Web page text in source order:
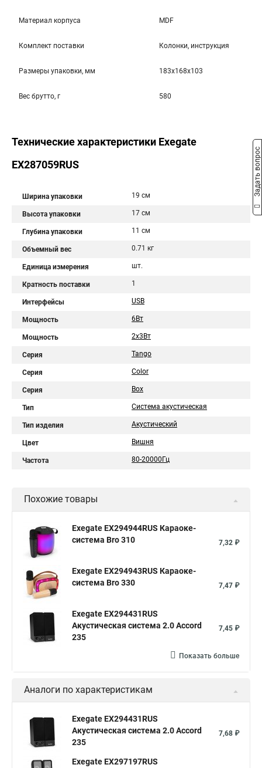
Материал корпуса MDF
Комплект поставки Колонки, инструкция
Размеры упаковки, мм 183x168x103
Вес брутто, г 580
Технические характеристики Exegate
EX287059RUS
Ширина упаковки 19 см
Высота упаковки 17 см
Глубина упаковки 11 см
Объемный вес 0.71 кг
Единица измерения шт.
Кратность поставки 1
Интерфейсы USB
Мощность 6Вт
Мощность 2х3Вт
Серия Tango
Серия Color
Серия Box
Тип Система акустическая
Тип изделия Акустический
Цвет Вишня
Частота 80-20000Гц
Похожие товары
Exegate EX294944RUS Караоке-
система Bro 310
7,32 ₽
Exegate EX294943RUS Караоке-
система Bro 330
7,47 ₽
Exegate EX294431RUS
Акустическая система 2.0 Accord
235
7,45 ₽
Показать больше
Аналоги по характеристикам
Exegate EX294431RUS
Акустическая система 2.0 Accord
235
7,68 ₽
Exegate EX297197RUS
Задать вопрос